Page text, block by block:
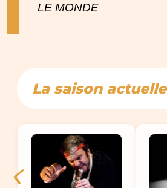
LE MONDE
La saison actuelle